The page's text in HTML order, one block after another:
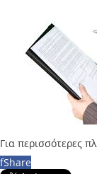
Για περισσότερες
fShare